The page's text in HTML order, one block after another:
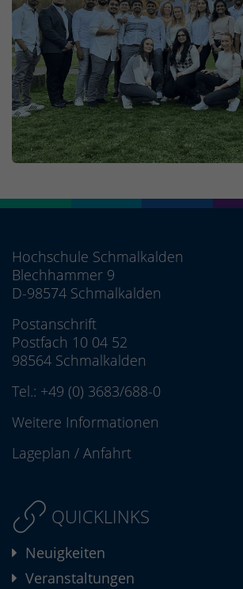
Hochschule Schmalkalden
Blechhammer 9
D-98574 Schmalkalden
Postanschrift
Postfach 10 04 52
98564 Schmalkalden
Tel.: +49 (0) 3683/688-0
Weitere Informationen
Lageplan / Anfahrt
QUICKLINKS
Neuigkeiten
Veranstaltungen